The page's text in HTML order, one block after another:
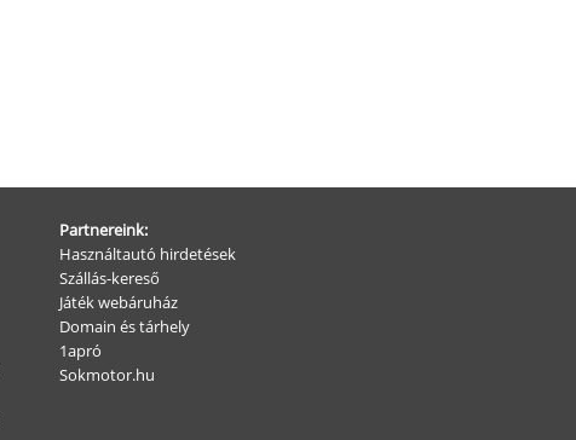
Partnereink:
Használtautó hirdetések
Szállás-kereső
Játék webáruház
Domain és tárhely
1apró
Sokmotor.hu